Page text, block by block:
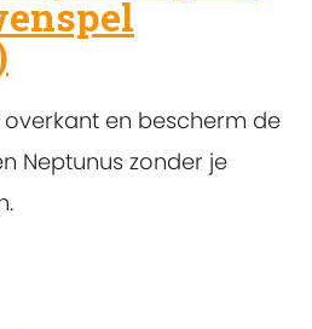
en bescherm de
Neptunus zonder je